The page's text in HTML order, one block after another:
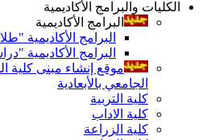
الكليات والبرامج الأكاديمية
البرامج الأكاديمية
البرامج الأكاديمية
البرامج الأكاديمية
موقع إنشاء مبنى
الجامعي بالأبعادية
كلية التربية
كلية الاداب
كلية الزراعة